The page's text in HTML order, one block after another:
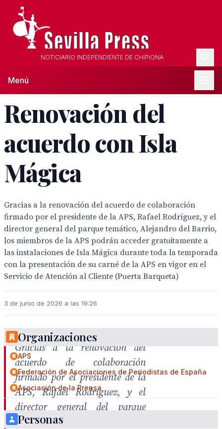
NOTICIARIO INDEPENDIENTE DE CHIPIONA
Menú
Renovación del
acuerdo con Isla
Mágica
Gracias a la renovación del acuerdo de colaboración
firmado por el presidente de la APS, Rafael Rodríguez, y el
director general del parque temático, Alejandro del Barrio,
los miembros de la APS podrán acceder gratuitamente a
las instalaciones de Isla Mágica durante toda la temporada
con la presentación de su carné de la APS en vigor en el
Servicio de Atención al Cliente (Puerta Barqueta)
3 de junio de 2026 a las 19:26
Gracias a la renovación del
acuerdo de colaboración
firmado por el presidente de la
APS, Rafael Rodríguez, y el
director general del parque
temático, Alejandro del Barrio,
Organizaciones
APS
Federación de Asociaciones de Periodistas de España
Asociación de la Prensa
Personas